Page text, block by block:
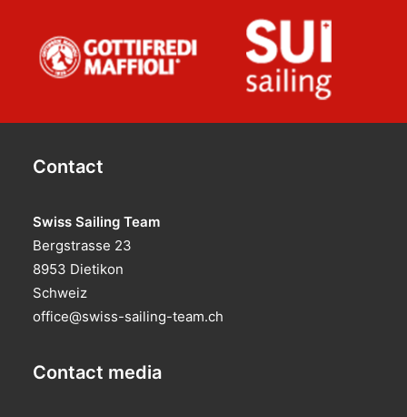
Contact
Swiss Sailing Team
Bergstrasse 23
8953 Dietikon
Schweiz
office@swiss-sailing-team.ch
Contact media